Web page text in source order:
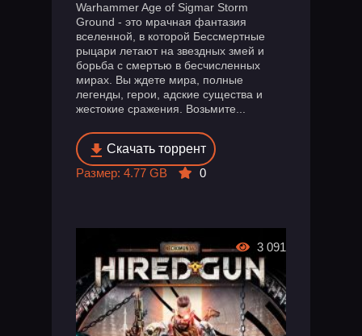
Warhammer Age of Sigmar Storm
Ground - это мрачная фантазия
вселенной, в которой Бессмертные
рыцари летают на звездных змей и
борьба с смертью в бесчисленных
мирах. Вы ждете мира, полные
легенды, герои, адские существа и
жестокие сражения. Возьмите...
Скачать торрент
Размер: 4.77 GB
0
3 091